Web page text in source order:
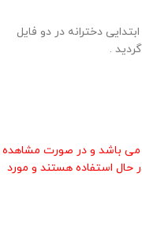
دخترانه در دو فایل
باشد و در صورت مشاهده
حال استفاده هستند و مورد